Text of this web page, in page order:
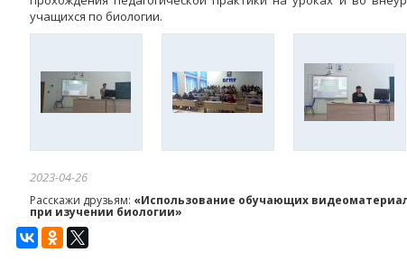
учащихся по биологии.
2023-04-26
Расскажи друзьям: «Использование обучающих
при изучении биологии»